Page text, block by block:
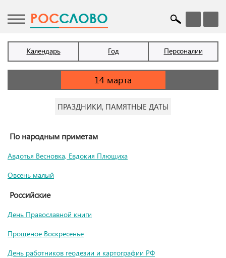
POCСЛОВО
Календарь Год Персоналии
ПРАЗДНИКИ, ПАМЯТНЫЕ ДАТЫ
По народным приметам
Авдотья Весновка, Евдокия Плющиха
Овсень малый
Российские
День Православной книги
Прощёное Воскресенье
День работников геодезии и картографии РФ